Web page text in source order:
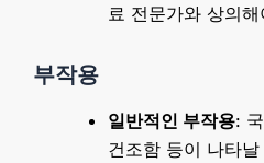
료 전문가와 상의
부작용
일반적인 부작용:
건조함 등이 나타